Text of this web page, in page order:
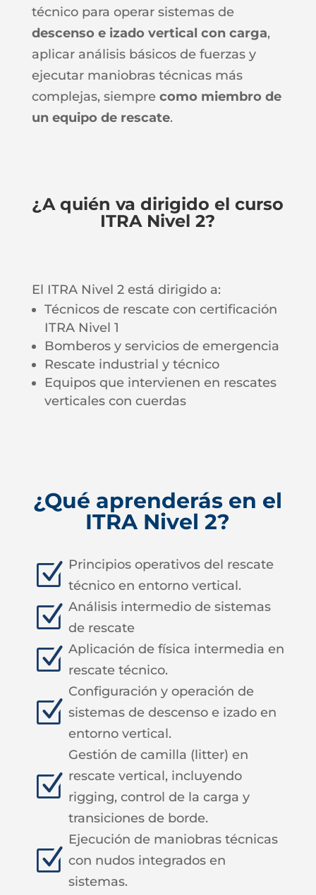
técnico para operar sistemas de
descenso e izado vertical con carga,
aplicar análisis básicos de fuerzas y
ejecutar maniobras técnicas más
complejas, siempre como miembro de
un equipo de rescate.
¿A quién va dirigido el curso
ITRA Nivel 2?
El ITRA Nivel 2 está dirigido a:
Técnicos de rescate con certificación
ITRA Nivel 1
Bomberos y servicios de emergencia
Rescate industrial y técnico
Equipos que intervienen en rescates
verticales con cuerdas
¿Qué aprenderás en el
ITRA Nivel 2?
Z Principios operativos del rescate
técnico en entorno vertical.
Z Análisis intermedio de sistemas
de rescate
Z Aplicación de física intermedia en
rescate técnico.
Z
Configuración y operación de
sistemas de descenso e izado en
entorno vertical.
Z
Gestión de camilla (litter) en
rescate vertical, incluyendo
rigging, control de la carga y
transiciones de borde.
Z
Ejecución de maniobras técnicas
con nudos integrados en
sistemas.